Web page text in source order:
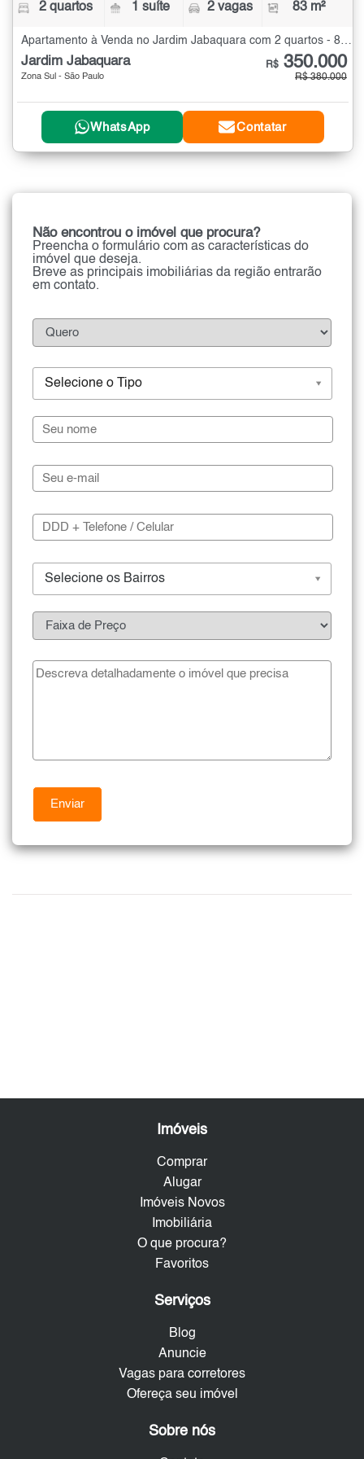
2 quartos 1 suíte 2 vagas 83 m²
Apartamento à Venda no Jardim Jabaquara com 2 quartos - 83 m²
Jardim Jabaquara
Zona Sul - São Paulo
R$ 350.000
R$ 380.000
WhatsApp Contatar
Não encontrou o imóvel que procura?
Preencha o formulário com as características do
imóvel que deseja.
Breve as principais imobiliárias da região entrarão
em contato.
Selecione o Tipo
Selecione os Bairros
Imóveis
Comprar
Alugar
Imóveis Novos
Imobiliária
O que procura?
Favoritos
Serviços
Blog
Anuncie
Vagas para corretores
Ofereça seu imóvel
Sobre nós